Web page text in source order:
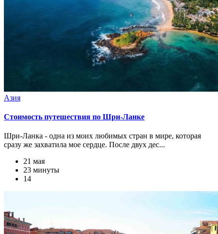
Азия
Стоимость путешествия по Шри-Ланке
Шри-Ланка - одна из моих любимых стран в мире, которая
сразу же захватила мое сердце. После двух дес...
21 мая
23 минуты
14